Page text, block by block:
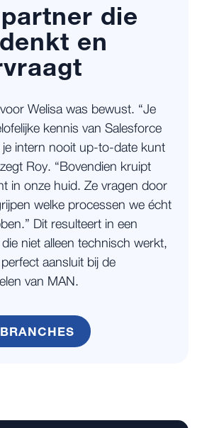
die
en
Welisa was bewust. “Je
kennis van Salesforce
je intern nooit up-to-date kunt
Roy. “Bovendien kruipt
in onze huid. Ze vragen door
welke processen we écht
Dit resulteert in een
niet alleen technisch werkt,
aansluit bij de
van MAN.